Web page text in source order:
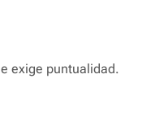
exige puntualidad.